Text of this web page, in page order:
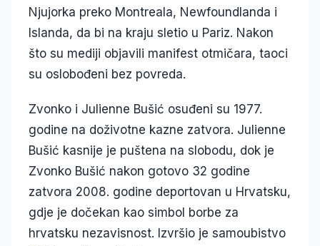
Njujorka preko Montreala, Newfoundlanda i
Islanda, da bi na kraju sletio u Pariz. Nakon
što su mediji objavili manifest otmičara, taoci
su oslobođeni bez povreda.
Zvonko i Julienne Bušić osuđeni su 1977.
godine na doživotne kazne zatvora. Julienne
Bušić kasnije je puštena na slobodu, dok je
Zvonko Bušić nakon gotovo 32 godine
zatvora 2008. godine deportovan u Hrvatsku,
gdje je dočekan kao simbol borbe za
hrvatsku nezavisnost. Izvršio je samoubistvo